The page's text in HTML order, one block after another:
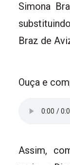
Simona
Braz de
Ouça e
Assim,